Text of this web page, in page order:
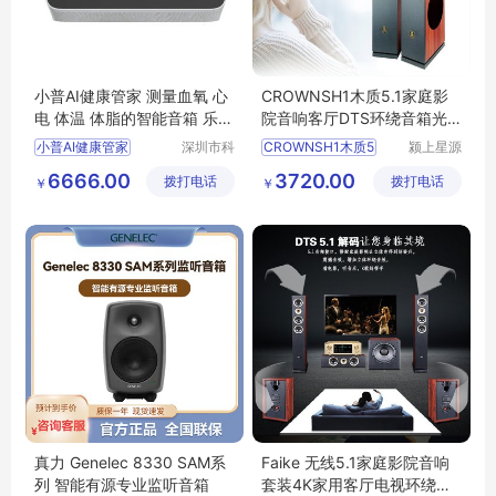
小普AI健康管家 测量血氧 心
电 体温 体脂的智能音箱 乐普
Lepad
小普AI健康管家
小普小普
语音交互
深圳市科
有限公司
￥ 6666.00 拨打电话
CROWNSH1木质5.1家庭影
院音响客厅DTS环绕音箱光
纤功放套装
CROWNSH1木质5
颍上星源
有限公司
￥ 3720.00 拨打电话
真力 Genelec 8330 SAM系
列 智能有源专业监听音箱
Faike 无线5.1家庭影院音响
套装4K家用客厅电视环绕音